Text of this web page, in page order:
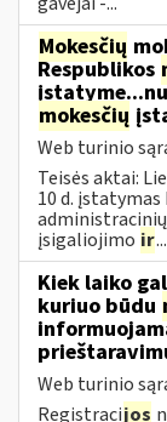
Mokesčių
Respublikos
mokesčių
Web turinio
Teisės aktai:
10 d. įstatymas
įsigaliojimo ir...
Kiek laiko
kuriuo būdu
Web turinio
Registracijos